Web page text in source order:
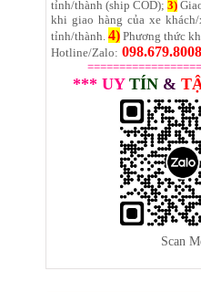
tỉnh/thành (ship COD);3)
khi giao hàng của xe
tỉnh/thành. 4) Phương thức
Hotline/Zalo: 098.679.8008
*** UY TÍN &
Scan